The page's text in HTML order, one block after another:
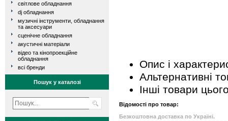
світлове обладнання
dj обладнання
музичні інструменти, обладнання
та аксесуари
сценічне обладнання
акустичні матеріали
відео та кінопроекційне
обладнання
всі бренди
Пошук у каталозі
Опис і
Альтернативні
Інші товари
Відомості про товар:
Безкоштовна доставка по Україні.